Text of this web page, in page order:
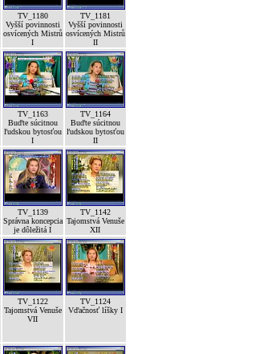
TV_1180
Vyšší povinnosti
osvícených Mistrů
I
TV_1181
Vyšší povinnosti
osvícených Mistrů
II
TV_1163
Buďte súcitnou
ľudskou bytosťou
I
TV_1164
Buďte súcitnou
ľudskou bytosťou
II
TV_1139
Správna koncepcia
je dôležitá I
TV_1142
Tajomstvá Venuše
XII
TV_1122
Tajomstvá Venuše
VII
TV_1124
Vďačnosť líšky I